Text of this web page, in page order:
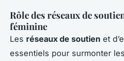
Rôle des réseaux de
féminine
Les réseaux de soutien et
essentiels pour surmonter